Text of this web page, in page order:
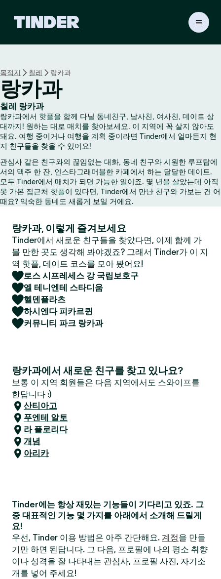
목적지 칠레 랑카과
랑카과
칠레 랑카과
랑카과에서 핫플을 함께 다닐 동네친구, 남사친, 여사친, 데이트 상
대까지! 원하는 대로 매치를 찾아보세요. 이 지역에 꼭 살지 않아도
돼요. 여행 중이거나 여행을 계획 중이라면 Tinder에서 얼마든지 현
지 친구들을 찾을 수 있어요!
관심사 같은 친구와의 끊임없는 대화, 동네 친구와 시원한 루프탑에
서의 맥주 한 잔, 인스타그래머블한 카페에서 하는 달달한 데이트.
모두 Tinder에서 매치가 되면 가능한 일이죠. 몇 년을 살았는데 아직
못 가본 집근처 핫플이 있다면, Tinder에서 만난 친구와 가보는 건 어
때요? 익숙한 동네도 새롭게 보일 거에요.
랑카과, 이렇게 즐겨보세요
Tinder에서 새로운 친구들을 찾았다면, 이제 함께 가
볼 만한 곳도 생각해 봐야겠죠? 그래서 Tinder가 이 지
역 핫플, 데이트 코스를 모아 봤어요!
로스 시프레세스 강 국립보호구
엘 테니엔테 스타디움
헬덴플라츠
하시엔다 피카르퀸
커뮤니티 파크 랑카과
랑카과에서 새로운 친구를 찾고 있나요?
보통 이 지역 회원들은 다음 지역에서도 스와이프를
한답니다 :)
산티아고
푸엔테 알토
라 플로리다
개념
아리카
Tinder에는 항상 재밌는 기능들이 기다리고 있죠. 그
중 대표적인 기능 몇 가지를 아래에서 소개해 드릴게
요!
우선, Tinder 이용 방법은 아주 간단해요. 계정을 만들
기만 하면 된답니다. 그 다음, 프로필에 나의 평소 취향
이나 성격을 잘 나타내는 관심사, 프로필 사진, 자기소
개를 넣어 주세요!